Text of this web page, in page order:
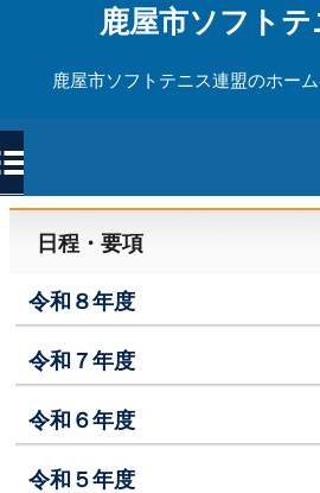
鹿屋市ソフトテ
鹿屋市ソフトテニス連盟のホー
日程・要項
令和８年度
令和７年度
令和６年度
令和５年度